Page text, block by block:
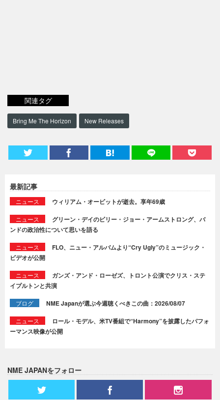
関連タグ
Bring Me The Horizon New Releases
最新記事
ニュース ウィリアム・オービットが逝去。享年69歳
ニュース
グリーン・デイのビリー・ジョー・アームストロング、バ
ンドの政治性について思いを語る
ニュース
FLO、ニュー・アルバムより“Cry Ugly”のミュージック・
ビデオが公開
ニュース
ガンズ・アンド・ローゼズ、トロント公演でクリス・ステ
イプルトンと共演
ブログ NME Japanが選ぶ今週聴くべきこの曲：2026/08/07
ニュース
ロール・モデル、米TV番組で“Harmony”を披露したパフォ
ーマンス映像が公開
NME JAPANをフォロー